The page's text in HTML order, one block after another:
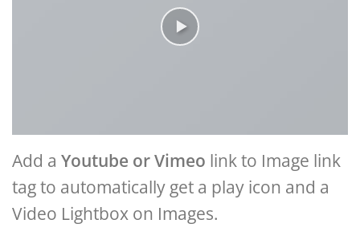
Add a Youtube or Vimeo link to Image link
tag to automatically get a play icon and a
Video Lightbox on Images.